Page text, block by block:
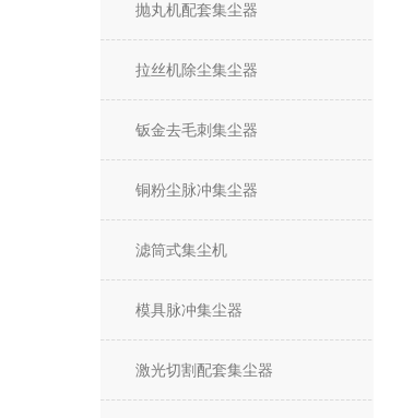
抛丸机配套集尘器
拉丝机除尘集尘器
钣金去毛刺集尘器
铜粉尘脉冲集尘器
滤筒式集尘机
模具脉冲集尘器
激光切割配套集尘器